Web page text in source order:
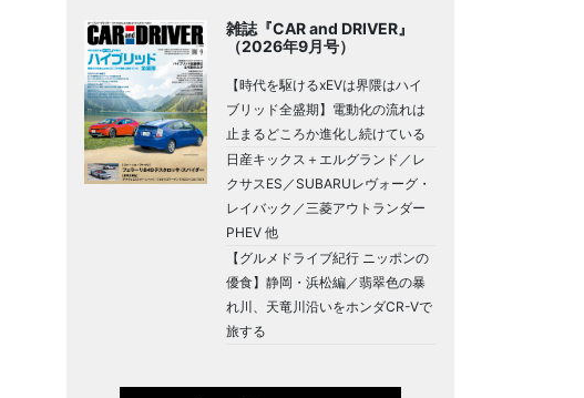
雑誌『CAR and DRIVER』
（2026年9月号）
【時代を駆けるxEVは界隈はハイ
ブリッド全盛期】電動化の流れは
止まるどころか進化し続けている
日産キックス＋エルグランド／レ
クサスES／SUBARUレヴォーグ・
レイバック／三菱アウトランダー
PHEV 他
【グルメドライブ紀行 ニッポンの
優食】静岡・浜松編／翡翠色の暴
れ川、天竜川沿いをホンダCR-Vで
旅する